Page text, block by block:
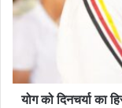
योग को दिनचर्या का